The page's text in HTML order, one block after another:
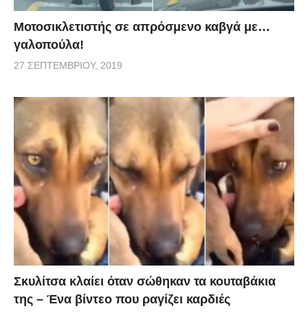
Μοτοσικλετιστής σε απρόσμενο καβγά με…
γαλοπούλα!
27 ΣΕΠΤΕΜΒΡΊΟΥ, 2019
Σκυλίτσα κλαίει όταν σώθηκαν τα κουταβάκια
της – Ένα βίντεο που ραγίζει καρδιές